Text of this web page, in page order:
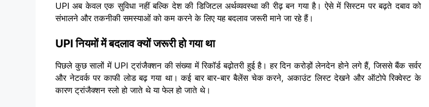
UPI अब केवल एक सुविधा नहीं बल्कि देश की डिजिटल अर्थव्यवस्था की रीढ़ बन गया है। ऐसे में सिस्टम पर बढ़ते दबाव को
संभालने और तकनीकी समस्याओं को कम करने के लिए यह बदलाव जरूरी माने जा रहे हैं।
UPI नियमों में बदलाव क्यों जरूरी हो गया था
पिछले कुछ सालों में UPI ट्रांजैक्शन की संख्या में रिकॉर्ड बढ़ोतरी हुई है। हर दिन करोड़ों लेनदेन होने लगे हैं, जिससे बैंक सर्वर
और नेटवर्क पर काफी लोड बढ़ गया था। कई बार बार-बार बैलेंस चेक करने, अकाउंट लिस्ट देखने और ऑटोपे रिक्वेस्ट के
कारण ट्रांजैक्शन स्लो हो जाते थे या फेल हो जाते थे।